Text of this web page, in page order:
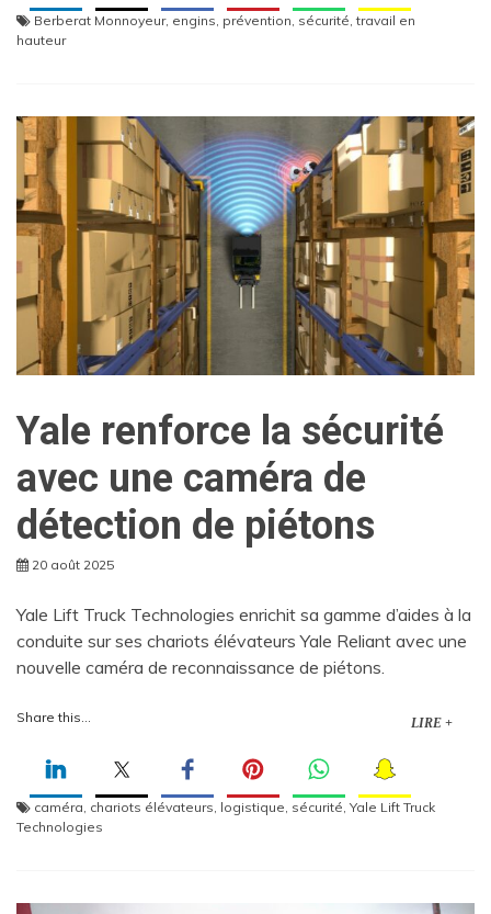
Berberat Monnoyeur, engins, prévention, sécurité,travail en
hauteur
Yale renforce la sécurité
avec une caméra de
détection de piétons
20 août 2025
Yale Lift Truck Technologies enrichit sa gamme d’aides à la
conduite sur ses chariots élévateurs Yale Reliant avec une
nouvelle caméra de reconnaissance de piétons.
Share this... LIRE +
caméra chariots élévateurs logistique sécurité Yale Lift Truck
Technologies